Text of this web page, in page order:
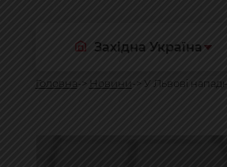
Західна Україна
Головна Новини У Львові